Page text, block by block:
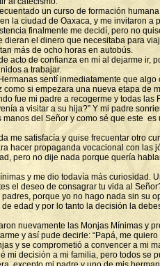
un curso de formación
la ciudad de Oaxaca, y me invitaron a
finalmente me decidí, pero no
dieran el dinero que necesitaba para
más de ocho horas en autobús.
acto de confianza en mí al dejarme ir,
a trabajar.
sentí inmediatamente que algo
si empezara una nueva etapa de
fue mi padre a recogerme y todas las
a visitar a su hija?” Y mi padre
manos del Señor y como sé que este es
me satisfacía y quise frecuentar otro
hacer propaganda vocacional con las
pero no dije nada porque quería
y me dio todavía más curiosidad.
el deseo de consagrar tu vida al
porque yo no hago nada sin su
edad y por lo tanto la decisión la
nuevamente las Monjas Mínimas y
y así pude decirle: “Papá, me quiero
y se comprometió a convencer a mi
mi decisión a mi familia, pero todos se